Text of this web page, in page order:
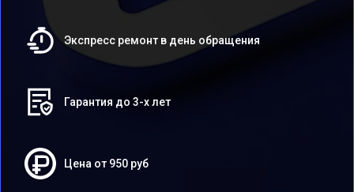
Экспресс ремонт в день обращения
Гарантия до 3-х лет
Цена от 950 руб